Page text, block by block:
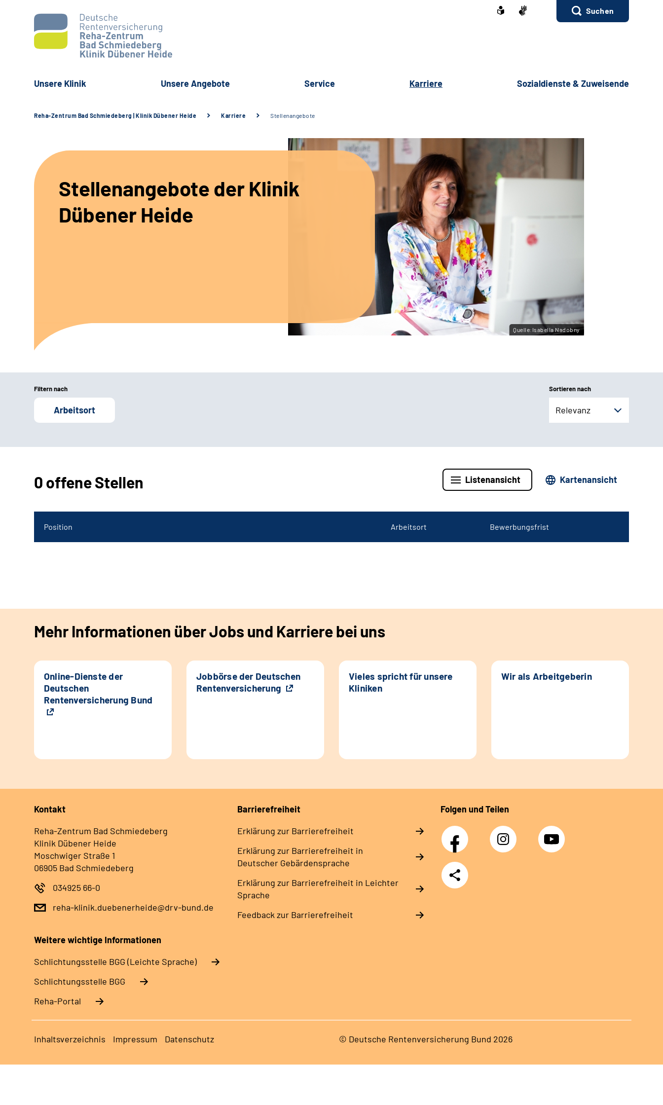
Suchen
Unsere Klinik Unsere Angebote Service Karriere Sozialdienste & Zuweisende
Reha-Zentrum Bad Schmiedeberg | Klinik Dübener Heide Karriere Stellenangebote
Stellenangebote der Klinik
Dübener Heide
Quelle:Isabella Nadobny
Filtern nach
Arbeitsort
Sortieren nach
Relevanz
0 offene Stellen Listenansicht Kartenansicht
Position Arbeitsort Bewerbungsfrist
Mehr Informationen über Jobs und Karriere bei uns
Online-Dienste der
Deutschen
Rentenversicherung Bund
Jobbörse der Deutschen
Rentenversicherung
Vieles spricht für unsere
Kliniken
Wir als Arbeitgeberin
Kontakt
Reha-Zentrum Bad Schmiedeberg
Klinik Dübener Heide
Moschwiger Straße 1
06905 Bad Schmiedeberg
034925 66-0
reha-klinik.duebenerheide@drv-bund.de
Barrierefreiheit
Erklärung zur Barrierefreiheit
Erklärung zur Barrierefreiheit in
Deutscher Gebärdensprache
Erklärung zur Barrierefreiheit in Leichter
Sprache
Feedback zur Barrierefreiheit
Folgen und Teilen
Facebook Instagram YouTube
Teilen
Weitere wichtige Informationen
Schlich­tungs­stel­le BGG (Leichte Sprache)
Schlich­tungs­stel­le BGG
Reha-Portal
Inhaltsverzeichnis Impressum Datenschutz © Deutsche Rentenversicherung Bund 2026